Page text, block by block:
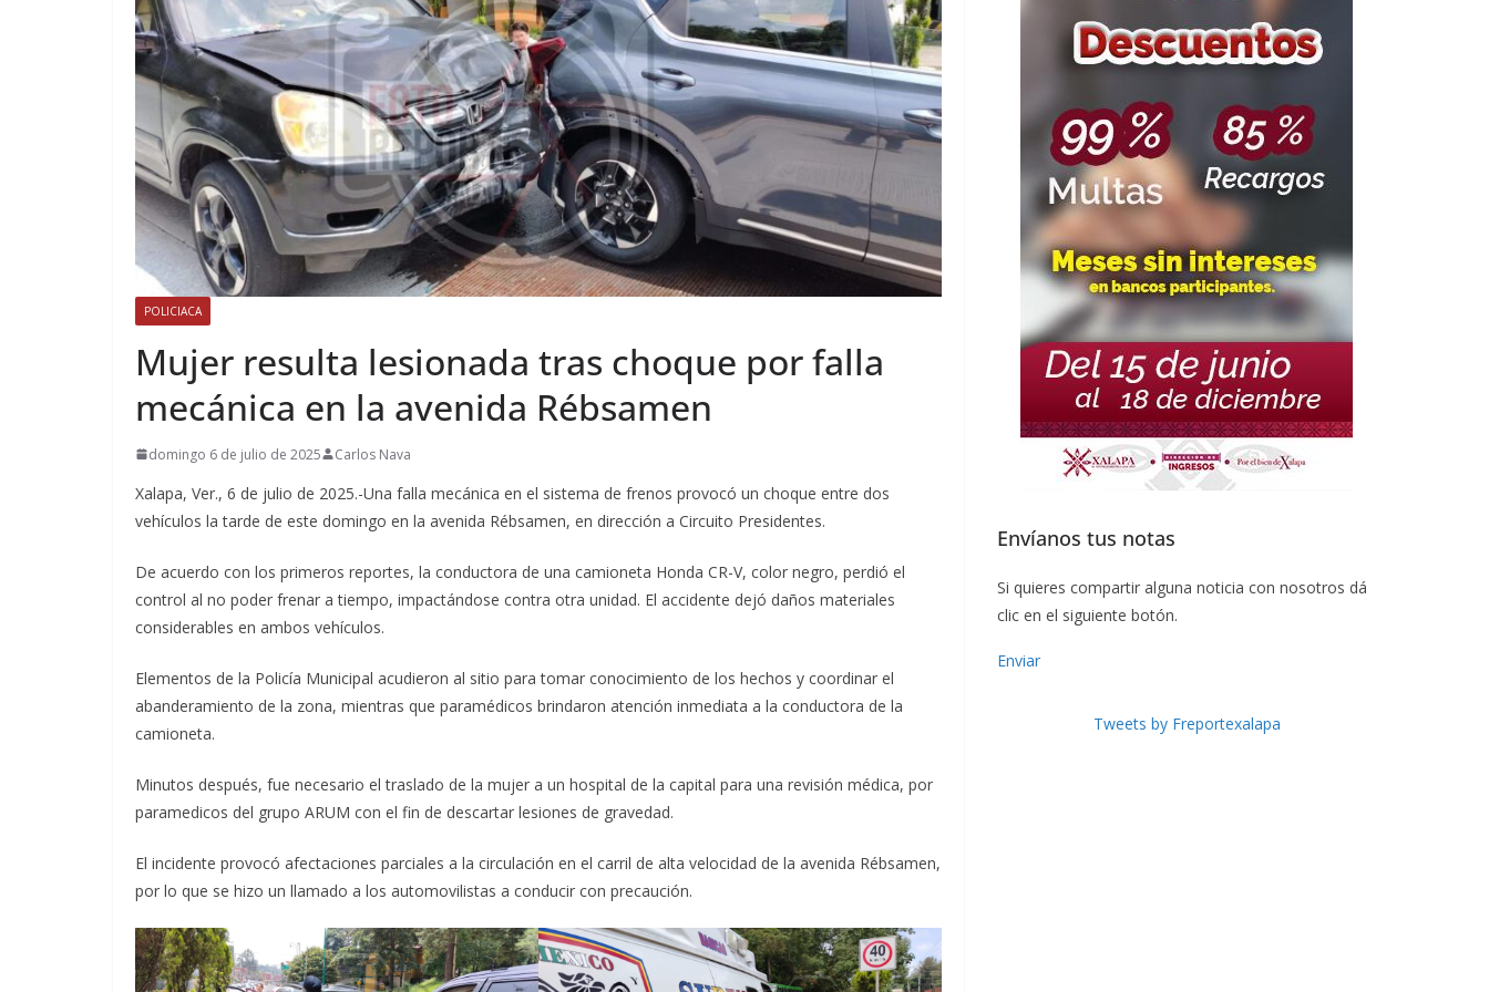
POLICIACA
Mujer resulta lesionada tras choque por falla
mecánica en la avenida Rébsamen
domingo 6 de julio de 2025 Carlos Nava
Xalapa, Ver., 6 de julio de 2025.-Una falla mecánica en el sistema de frenos provocó un choque entre dos
vehículos la tarde de este domingo en la avenida Rébsamen, en dirección a Circuito Presidentes.
De acuerdo con los primeros reportes, la conductora de una camioneta Honda CR-V, color negro, perdió el
control al no poder frenar a tiempo, impactándose contra otra unidad. El accidente dejó daños materiales
considerables en ambos vehículos.
Elementos de la Policía Municipal acudieron al sitio para tomar conocimiento de los hechos y coordinar el
abanderamiento de la zona, mientras que paramédicos brindaron atención inmediata a la conductora de la
camioneta.
Minutos después, fue necesario el traslado de la mujer a un hospital de la capital para una revisión médica, por
paramedicos del grupo ARUM con el fin de descartar lesiones de gravedad.
El incidente provocó afectaciones parciales a la circulación en el carril de alta velocidad de la avenida Rébsamen,
por lo que se hizo un llamado a los automovilistas a conducir con precaución.
Envíanos tus notas
Si quieres compartir alguna noticia con nosotros dá
clic en el siguiente botón.
Enviar
Tweets by Freportexalapa